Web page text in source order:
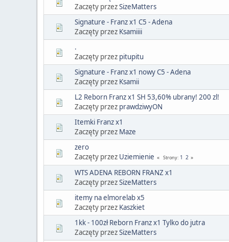
Zaczęty przezSizeMatters
Signature - Franz x1 C5 - Adena
Zaczęty przez Ksamiiii
.
Zaczęty przez pitupitu
Signature - Franz x1 nowy C5 - Adena
Zaczęty przez Ksamii
L2 Reborn Franz x1 SH 53,60% ubrany! 200 zl!
Zaczęty przez prawdziwyON
Itemki Franz x1
Zaczęty przez Maze
zero
Zaczęty przez Uziemienie Strony 1 2
WTS ADENA REBORN FRANZ x1
Zaczęty przezSizeMatters
itemy na elmorelab x5
Zaczęty przez Kaszkiet
1kk - 100zł Reborn Franz x1 Tylko do jutra
Zaczęty przezSizeMatters